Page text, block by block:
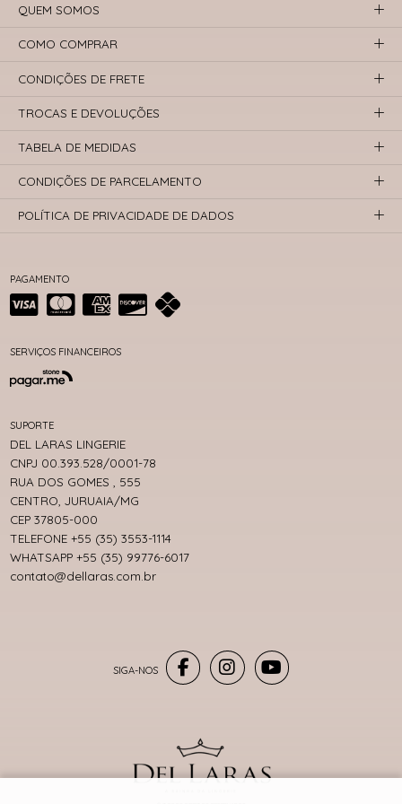
PAGAMENTO
SERVIÇOS FINANCEIROS
SUPORTE
DEL LARAS LINGERIE
CNPJ 00.393.528/0001-78
RUA DOS GOMES , 555
CENTRO, JURUAIA/MG
CEP 37805-000
TELEFONE +55 (35) 3553-1114
WHATSAPP +55 (35) 99776-6017
contato@dellaras.com.br
QUEM SOMOS
COMO COMPRAR
CONDIÇÕES DE FRETE
TROCAS E DEVOLUÇÕES
TABELA DE MEDIDAS
CONDIÇÕES DE PARCELAMENTO
POLÍTICA DE PRIVACIDADE DE DADOS